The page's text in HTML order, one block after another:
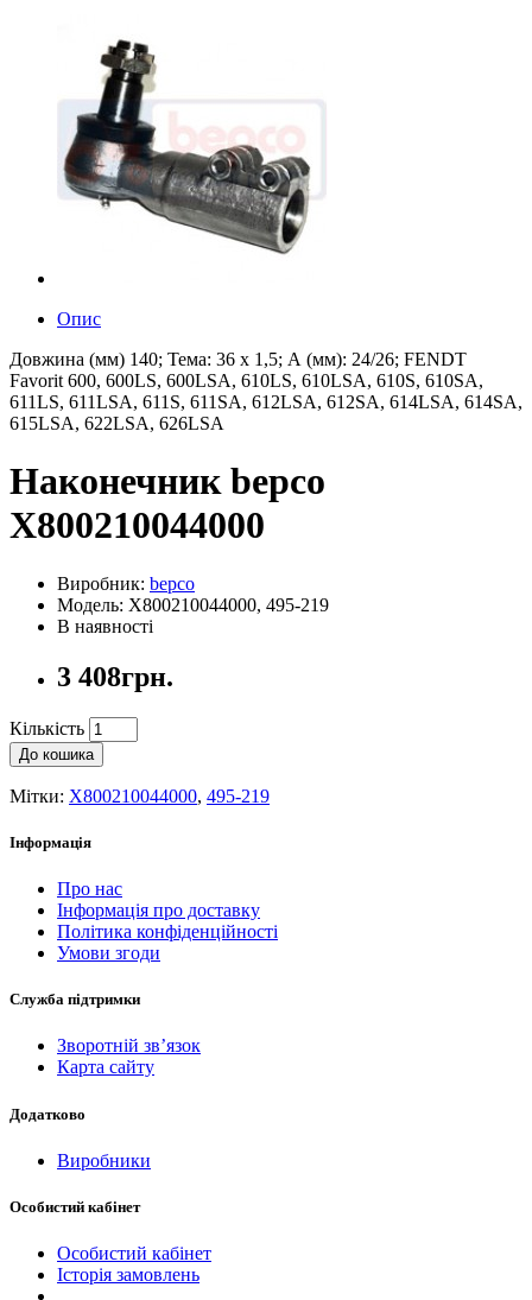
Опис
Довжина (мм) 140; Тема: 36 х 1,5; А (мм): 24/26; FENDT
Favorit 600, 600LS, 600LSA, 610LS, 610LSA, 610S, 610SA,
611LS, 611LSA, 611S, 611SA, 612LSA, 612SA, 614LSA, 614SA,
615LSA, 622LSA, 626LSA
Наконечник bepco
X800210044000
Виробник: bepco
Модель: X800210044000, 495-219
В наявності
3 408грн.
Кількість
До кошика
Мітки: X800210044000, 495-219
Інформація
Про нас
Інформація про доставку
Політика конфіденційності
Умови згоди
Служба підтримки
Зворотній зв’язок
Карта сайту
Додатково
Виробники
Особистий кабінет
Особистий кабінет
Історія замовлень